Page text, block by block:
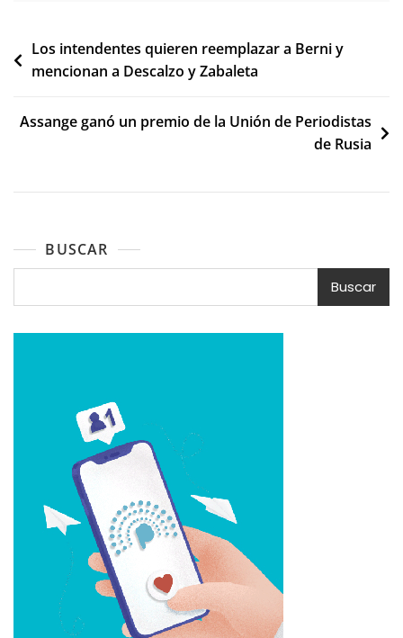
Navegación
de
Los intendentes quieren reemplazar a Berni y
mencionan a Descalzo y Zabaleta
Assange ganó un premio de la Unión de Periodistas
de Rusia
BUSCAR
Buscar